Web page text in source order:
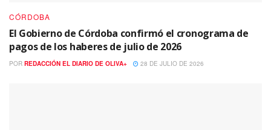
CÓRDOBA
El Gobierno de Córdoba confirmó el cronograma de
pagos de los haberes de julio de 2026
POR REDACCIÓN EL DIARIO DE OLIVA+ 28 DE JULIO DE 2026